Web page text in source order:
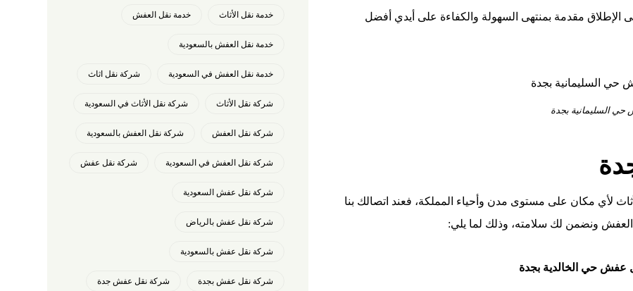
مقدمة بمنتهى السهولة والكفاءة على أيدي أفضل
السليمانية بجدة
لأي مكان على مستوى مدن وأحياء المملكة، فعند اتصالك بنا
ونضمن لك سلامته، وذلك لما يلي:
عفش حي الخالدية بجدة
خدمة نقل الأثاث خدمة نقل العفش
خدمة نقل العفش بالسعودية
خدمة نقل العفش في السعودية شركة نقل اثاث
شركة نقل الأثاث شركة نقل الأثاث في السعودية
شركة نقل العفش شركة نقل العفش بالسعودية
شركة نقل العفش في السعودية شركة نقل عفش
شركة نقل عفش السعودية
شركة نقل عفش بالرياض
شركة نقل عفش بالسعودية
شركة نقل عفش بجدة شركة نقل عفش جدة